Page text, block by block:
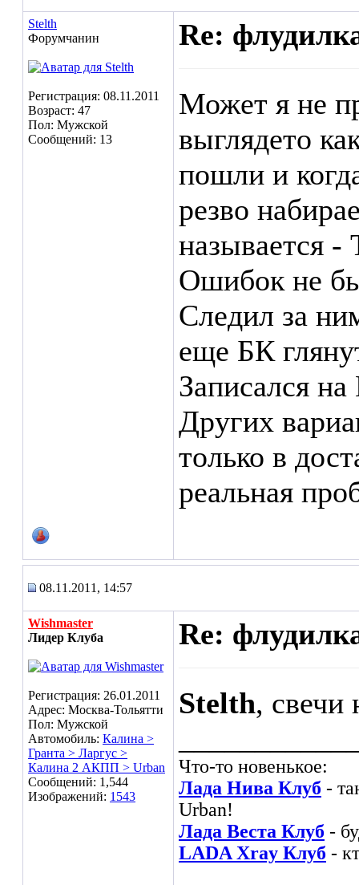
Stelth
Форумчанин
Регистрация: 08.11.2011
Возраст: 47
Пол: Мужской
Сообщений: 13
Re:
Может я не
выглядето
пошли и
резво
называется
Ошибок не
Следил за
еще БК
Записался
Других
только в
реальная
08.11.2011, 14:57
Wishmaster
Лидер Клуба
Регистрация: 26.01.2011
Адрес: Москва-Тольятти
Пол: Мужской
Автомобиль: Калина >
Гранта > Ларгус >
Калина 2 АКПП > Urban
Сообщений: 1,544
Изображений: 1543
Re:
Stelth, свечи
Что-то новенькое:
Лада Нива Клуб -
Urban!
Лада Веста Клуб -
LADA Xray Клуб -